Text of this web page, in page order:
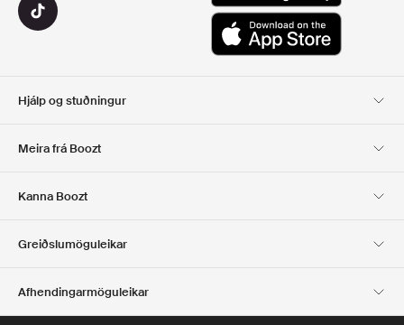
Hjálp og stuðningur
Meira frá Boozt
Club Boozt
Kanna Boozt
Greiðslumöguleikar
Afhendingarmöguleikar